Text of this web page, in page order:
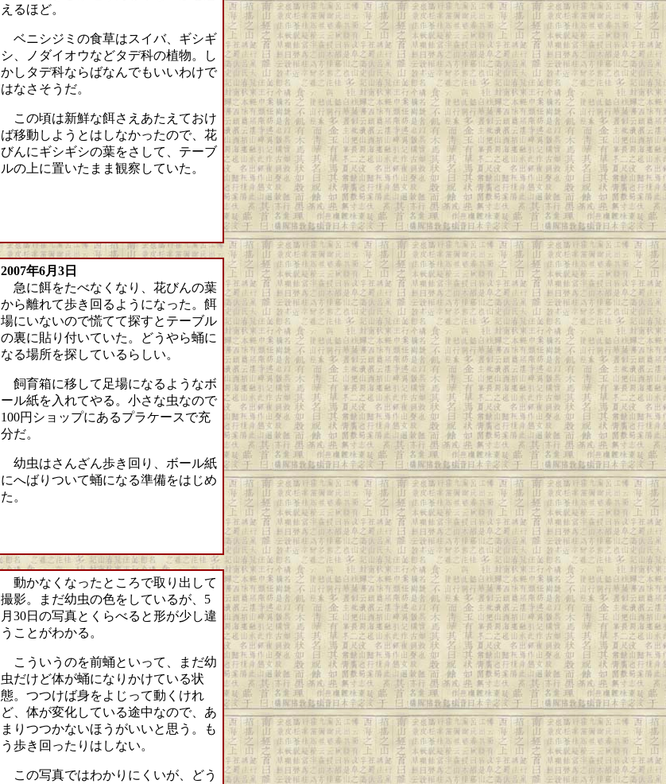
えるほど。
ベニシジミの食草はスイバ、ギシギ
シ、ノダイオウなどタデ科の植物。し
かしタデ科ならばなんでもいいわけで
はなさそうだ。
この頃は新鮮な餌さえあたえておけ
ば移動しようとはしなかったので、花
びんにギシギシの葉をさして、テーブ
ルの上に置いたまま観察していた。
2007年6月3日
急に餌をたべなくなり、花びんの葉
から離れて歩き回るようになった。餌
場にいないので慌てて探すとテーブル
の裏に貼り付いていた。どうやら蛹に
なる場所を探しているらしい。
飼育箱に移して足場になるようなボ
ール紙を入れてやる。小さな虫なので
100円ショップにあるプラケースで充
分だ。
幼虫はさんざん歩き回り、ボール紙
にへばりついて蛹になる準備をはじめ
た。
動かなくなったところで取り出して
撮影。まだ幼虫の色をしているが、5
月30日の写真とくらべると形が少し違
うことがわかる。
こういうのを前蛹といって、まだ幼
虫だけど体が蛹になりかけている状
態。つつけば身をよじって動くけれ
ど、体が変化している途中なので、あ
まりつつかないほうがいいと思う。も
う歩き回ったりはしない。
この写真ではわかりにくいが、どう